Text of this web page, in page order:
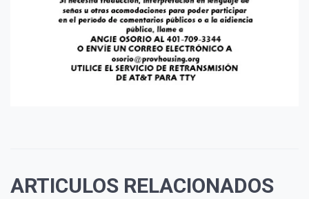
ARTICULOS RELACIONADOS